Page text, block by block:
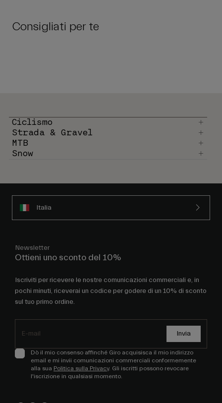
Consigliati per te
Ciclismo
Strada & Gravel
MTB
Snow
Italia
Newsletter
Ottieni uno sconto del 10%
Iscriviti per ricevere le nostre comunicazioni commerciali e, in
pochi minuti, riceverai un codice per godere di un 10% di sconto
sul tuo primo ordine.
Invia
Dò il mio consenso affinché Giro acquisisca il mio indirizzo
email e mi invii comunicazioni commerciali conformemente
alla sua Politica sulla Privacy. Gli iscritti possono revocare
l'iscrizione in qualsiasi momento.